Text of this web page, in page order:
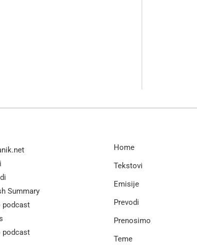
Summary
podcast
podcast
Home
Tekstovi
Emisije
Prevodi
Prenosimo
Teme